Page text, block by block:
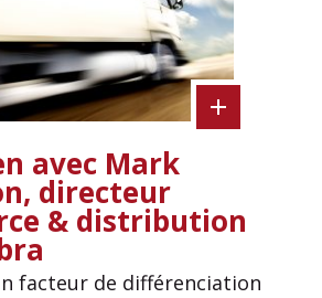
avec Mark
directeur
& distribution
facteur de différenciation